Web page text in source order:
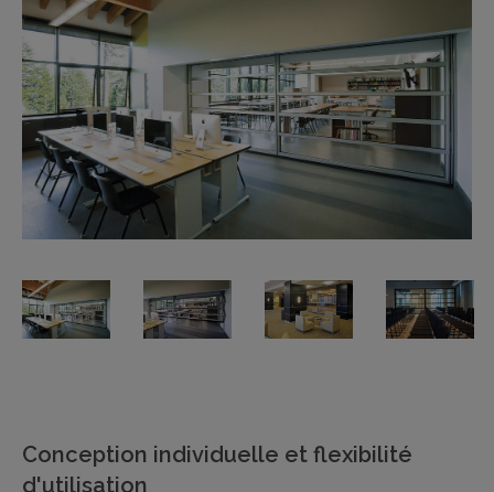
Conception individuelle et flexibilité
d'utilisation